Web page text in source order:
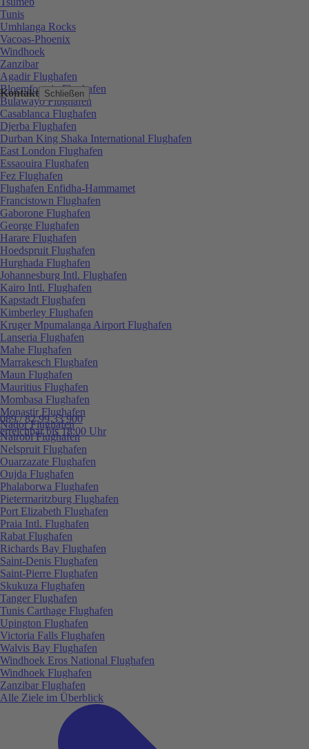
Kontakt Schließen
089 / 82 99 33 900
erreichbar bis 18:00 Uhr
Tunis
Umhlanga Rocks
Vacoas-Phoenix
Windhoek
Zanzibar
Agadir Flughafen
Bloemfontein Flughafen
Bulawayo Flughafen
Casablanca Flughafen
Djerba Flughafen
Durban King Shaka International Flughafen
East London Flughafen
Essaouira Flughafen
Fez Flughafen
Flughafen Enfidha-Hammamet
Francistown Flughafen
Gaborone Flughafen
George Flughafen
Harare Flughafen
Hoedspruit Flughafen
Hurghada Flughafen
Johannesburg Intl. Flughafen
Kairo Intl. Flughafen
Kapstadt Flughafen
Kimberley Flughafen
Kruger Mpumalanga Airport Flughafen
Lanseria Flughafen
Mahe Flughafen
Marrakesch Flughafen
Maun Flughafen
Mauritius Flughafen
Mombasa Flughafen
Monastir Flughafen
Nador Flughafen
Nairobi Flughafen
Nelspruit Flughafen
Ouarzazate Flughafen
Oujda Flughafen
Phalaborwa Flughafen
Pietermaritzburg Flughafen
Port Elizabeth Flughafen
Praia Intl. Flughafen
Rabat Flughafen
Richards Bay Flughafen
Saint-Denis Flughafen
Saint-Pierre Flughafen
Skukuza Flughafen
Tanger Flughafen
Tunis Carthage Flughafen
Upington Flughafen
Victoria Falls Flughafen
Walvis Bay Flughafen
Windhoek Eros National Flughafen
Windhoek Flughafen
Zanzibar Flughafen
Alle Ziele im Überblick